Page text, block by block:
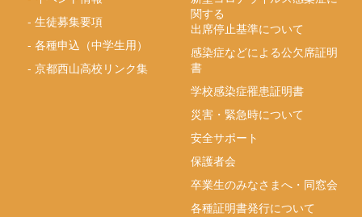
-生徒募集要項
-各種申込（中学生用）
-京都西山高校リンク集
関する
出席停止基準について
感染症などによる公欠席証明
書
学校感染症罹患証明書
災害・緊急時について
安全サポート
保護者会
卒業生のみなさまへ・同窓会
各種証明書発行について